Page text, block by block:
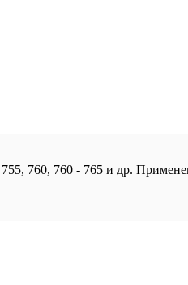
760, 760 - 765 и др.